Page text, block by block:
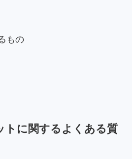
もの
トに関するよくある質